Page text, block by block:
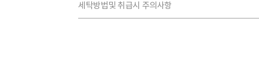
세탁방법및 취급시 주의사항